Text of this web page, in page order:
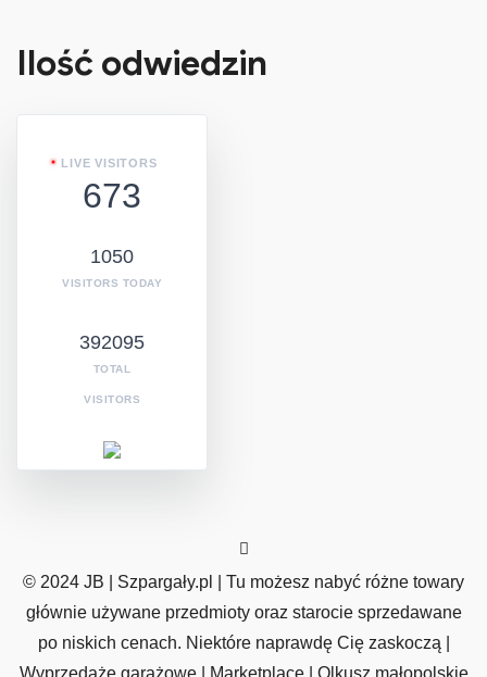
Ilość odwiedzin
LIVE VISITORS
673
1050
VISITORS TODAY
392095
TOTAL
VISITORS
© 2024 JB | Szpargały.pl | Tu możesz nabyć różne towary
głównie używane przedmioty oraz starocie sprzedawane
po niskich cenach. Niektóre naprawdę Cię zaskoczą |